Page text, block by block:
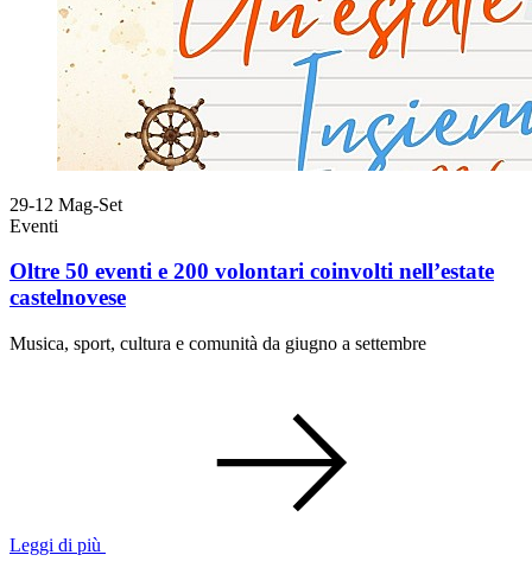
29-12 Mag-Set
Eventi
Oltre 50 eventi e 200 volontari coinvolti nell’estate
castelnovese
Musica, sport, cultura e comunità da giugno a settembre
Leggi di più